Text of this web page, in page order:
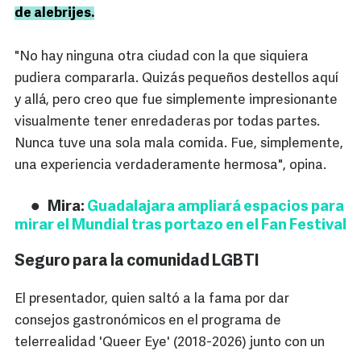
de alebrijes.
"No hay ninguna otra ciudad con la que siquiera
pudiera compararla. Quizás pequeños destellos aquí
y allá, pero creo que fue simplemente impresionante
visualmente tener enredaderas por todas partes.
Nunca tuve una sola mala comida. Fue, simplemente,
una experiencia verdaderamente hermosa", opina.
Mira: Guadalajara ampliará espacios para
mirar el Mundial tras portazo en el Fan Festival
Seguro para la comunidad LGBTI
El presentador, quien saltó a la fama por dar
consejos gastronómicos en el programa de
telerrealidad 'Queer Eye' (2018-2026) junto con un